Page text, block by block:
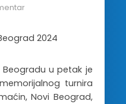
Beogradu u petak je
turnira
Novi Beograd,